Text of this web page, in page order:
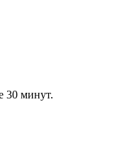
30 минут.